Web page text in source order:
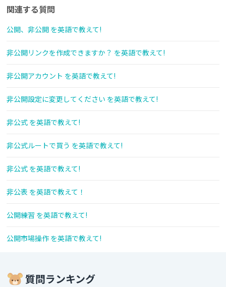
関連する質問
公開、非公開 を英語で教えて!
非公開リンクを作成できますか？ を英語で教えて!
非公開アカウント を英語で教えて!
非公開設定に変更してください を英語で教えて!
非公式 を英語で教えて!
非公式ルートで買う を英語で教えて!
非公式 を英語で教えて!
非公表 を英語で教えて！
公開練習 を英語で教えて!
公開市場操作 を英語で教えて!
質問ランキング